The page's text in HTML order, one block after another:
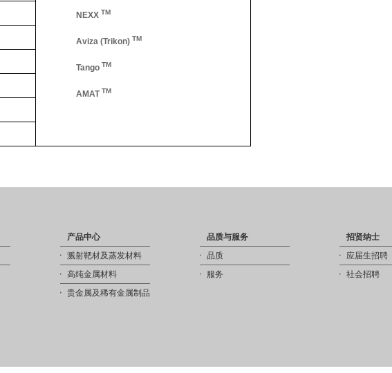
NEXX TM
Aviza (Trikon) TM
Tango TM
AMATTM
产品中心
溅射靶材及蒸发材料
高纯金属材料
贵金属及稀有金属制品
品质与服务
品质
服务
招贤纳士
应届生招聘
社会招聘